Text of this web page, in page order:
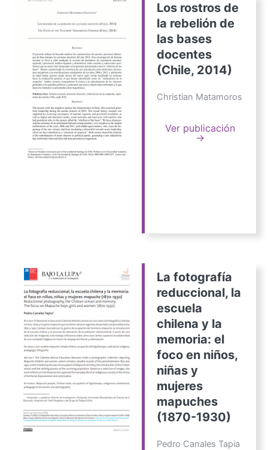
Los rostros de
la rebelión de
las bases
docentes
(Chile, 2014)
Christian Matamoros
Ver publicación
→
La fotografía
reduccional, la
escuela
chilena y la
memoria: el
foco en niños,
niñas y
mujeres
mapuches
(1870-1930)
Pedro Canales Tapia